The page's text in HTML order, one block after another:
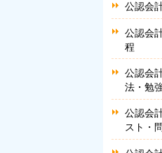
公認会
公認会
程
公認会
法・勉
公認会
スト・